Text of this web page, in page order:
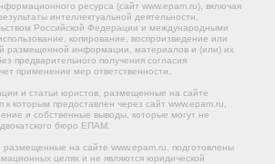
ресурса (сайт www.epam.ru), включая
интеллектуальной деятельности,
Российской Федерации и международными
копирование, воспроизведение или
размещенной информации, материалов и (или) их
предварительного получения согласия
применение мер ответственности.
и статьи юристов, размещенные на сайте
к которым предоставлен через сайт www.epam.ru,
и собственные выводы, которые могут не
бюро ЕПАМ.
на сайте www.epam.ru, подготовлены
целях и не являются юридической